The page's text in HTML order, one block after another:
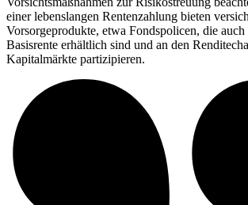
einer lebenslangen Rentenzahlung bieten
Vorsorgeprodukte, etwa Fondspolicen, die auch
Basisrente erhältlich sind und an den
Kapitalmärkte partizipieren.